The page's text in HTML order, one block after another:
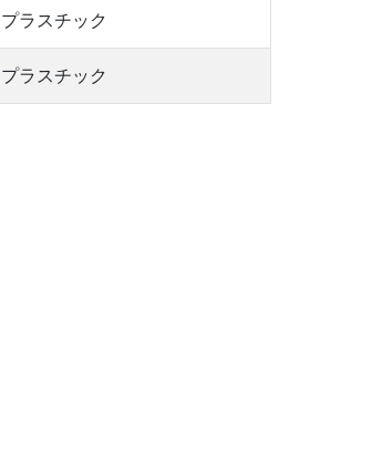
プラスチック
プラスチック